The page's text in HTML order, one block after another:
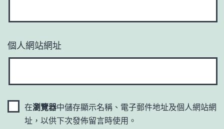
個人網站網址
在瀏覽器中儲存顯示名稱、電子郵件地址及個人網站網
址，以供下次發佈留言時使用。